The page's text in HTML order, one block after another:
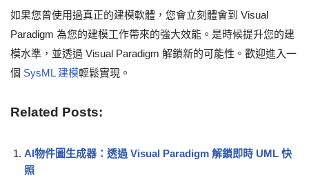
如果您曾使用過真正的建模軟體，您會立刻體會到 Visual
Paradigm 為您的建模工作帶來的強大效能。是時候提升您的建
模水準，並透過 Visual Paradigm 解鎖新的可能性。歡迎進入一
個 SysML 建模輕鬆實現。
Related Posts:
AI物件圖生成器：透過 Visual Paradigm 解鎖即時 UML 快
照